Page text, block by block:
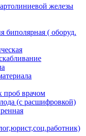
железы
биполярная ( оборуд.
проб врачом
(с расшифровкой)